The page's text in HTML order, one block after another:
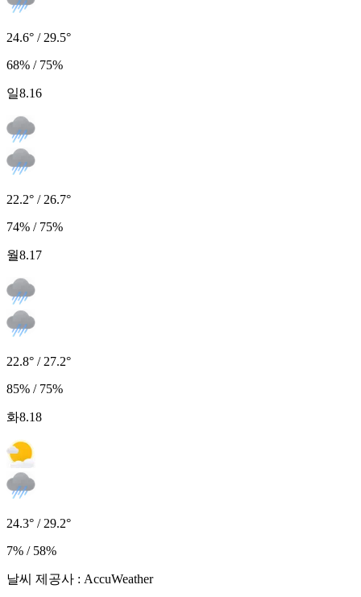
24.6° / 29.5°
68% / 75%
일8.16
22.2° / 26.7°
74% / 75%
월8.17
22.8° / 27.2°
85% / 75%
화8.18
24.3° / 29.2°
7% / 58%
날씨 제공사 : AccuWeather